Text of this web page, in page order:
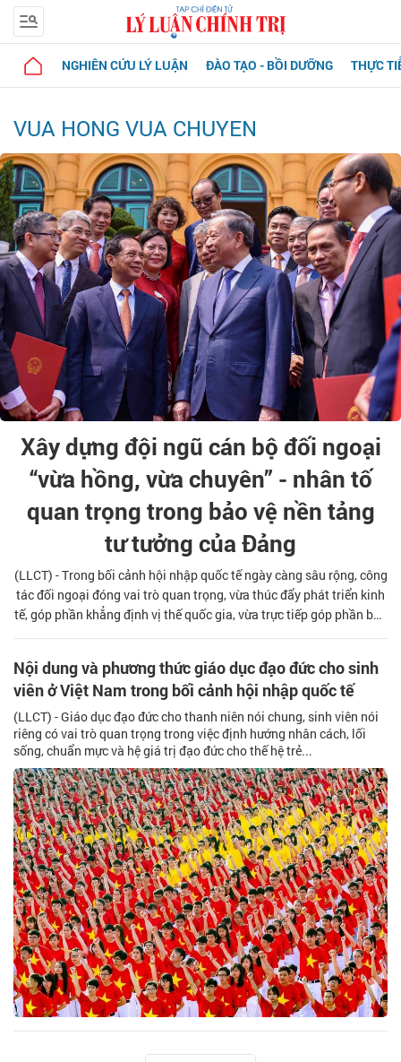
NGHIÊN CỨU LÝ LUẬN ĐÀO TẠO - BỒI DƯỠNG THỰC
VUA HONG VUA CHUYEN
Xây dựng đội ngũ cán bộ đối ngoại
“vừa hồng, vừa chuyên” - nhân tố
quan trọng trong bảo vệ nền tảng
tư tưởng của Đảng
(LLCT) - Trong bối cảnh hội nhập quốc tế ngày càng sâu rộng, công
tác đối ngoại đóng vai trò quan trọng, vừa thúc đẩy phát triển kinh
tế, góp phần khẳng định vị thế quốc gia, vừa trực tiếp góp phần bảo
đồng thời tinh thông nghiệp vụ, luật pháp quốc tế, đa văn hóa, đa
ngôn ngữ - chính là nhân tố quan trọng bảo vệ chủ quyền, độc lập,
đồng thời truyền tải những quan điểm, chính sách
Nội dung và phương thức giáo dục đạo đức cho sinh
viên ở Việt Nam trong bối cảnh hội nhập quốc tế
(LLCT) - Giáo dục đạo đức cho thanh niên nói chung, sinh viên nói
riêng có vai trò quan trọng trong việc định hướng nhân cách, lối
sống, chuẩn mực và hệ giá trị đạo đức cho thế hệ trẻ...